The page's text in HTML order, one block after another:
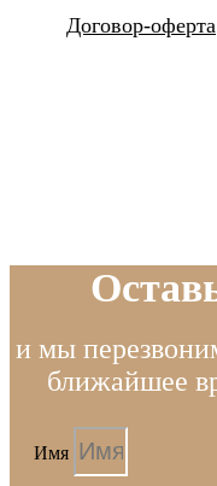
Договор-оферта
и мы
ближайшее
Имя